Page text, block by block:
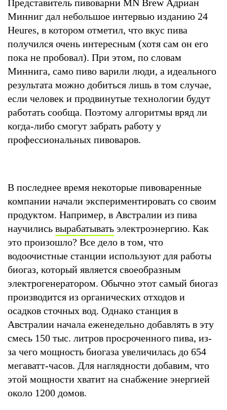
Представитель пивоварни MN Brew Адриан
Минниг дал небольшое интервью изданию 24
Heures, в котором отметил, что вкус пива
получился очень интересным (хотя сам он его
пока не пробовал). При этом, по словам
Миннига, само пиво варили люди, а идеального
результата можно добиться лишь в том случае,
если человек и продвинутые технологии будут
работать сообща. Поэтому алгоритмы вряд ли
когда-либо смогут забрать работу у
профессиональных пивоваров.
В последнее время некоторые пивоваренные
компании начали экспериментировать со своим
продуктом. Например, в Австралии из пива
научились вырабатывать электроэнергию. Как
это произошло? Все дело в том, что
водоочистные станции используют для работы
биогаз, который является своеобразным
электрогенератором. Обычно этот самый биогаз
производится из органических отходов и
осадков сточных вод. Однако станция в
Австралии начала еженедельно добавлять в эту
смесь 150 тыс. литров просроченного пива, из-
за чего мощность биогаза увеличилась до 654
мегаватт-часов. Для наглядности добавим, что
этой мощности хватит на снабжение энергией
около 1200 домов.